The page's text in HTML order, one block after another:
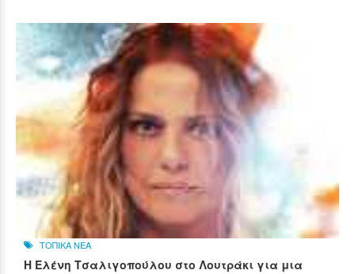
ΤΟΠΙΚΑ ΝΕΑ
Η Ελένη Τσαλιγοπούλου στο Λουτράκι για μια